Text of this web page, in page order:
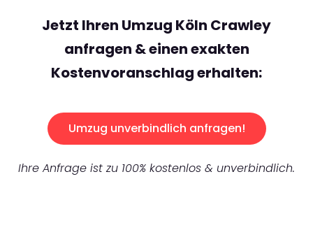
Jetzt Ihren Umzug Köln Crawley
anfragen & einen exakten
Kostenvoranschlag erhalten:
Umzug unverbindlich anfragen!
Ihre Anfrage ist zu 100% kostenlos & unverbindlich.